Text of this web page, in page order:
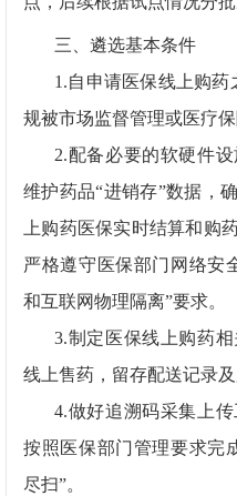
三、遴选基本条件
1.自申请医保线上购药
规被市场监督管理或医疗
2.配备必要的软硬件
维护药品“进销存”数据，
上购药医保实时结算和购
严格遵守医保部门网络安
和互联网物理隔离”要求。
3.制定医保线上购药
线上售药，留存配送记录
4.做好追溯码采集上
按照医保部门管理要求完
尽扫”。